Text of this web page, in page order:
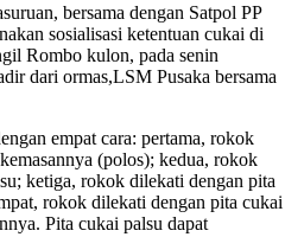
bersama dengan Satpol PP
sosialisasi ketentuan cukai di
Rombo kulon, pada senin
dari ormas,LSM Pusaka bersama
empat cara: pertama, rokok
(polos); kedua, rokok
ketiga, rokok dilekati dengan pita
rokok dilekati dengan pita cukai
Pita cukai palsu dapat